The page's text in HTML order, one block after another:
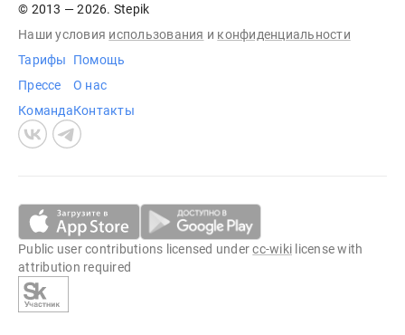
© 2013 — 2026. Stepik
Наши условия использования и конфиденциальности
Тарифы
Прессе
Команда
Помощь
О нас
Контакты
Public user contributions licensed undercc-wiki license with
attribution required